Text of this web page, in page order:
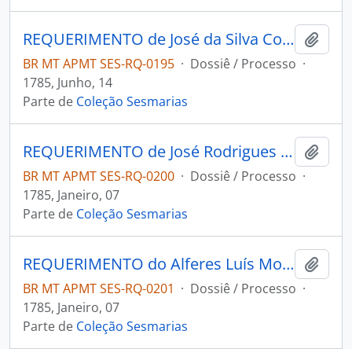
REQUERIMENTO de José da Silva Coelho ao Governador e Capitão-General da Capitania de Mato Grosso Luiz de Albuquerque de Melo Pereira e Cáceres.
BR MT APMT SES-RQ-0195 · Dossiê / Processo ·
1785, Junho, 14
Parte de Coleção Sesmarias
REQUERIMENTO de José Rodrigues Correa Leal ao Governador e Capitão-General da Capitania de Mato Grosso Luiz de Albuquerque de Melo Pereira e Cáceres.
BR MT APMT SES-RQ-0200 · Dossiê / Processo ·
1785, Janeiro, 07
Parte de Coleção Sesmarias
REQUERIMENTO do Alferes Luís Monteiro Salgado ao Governador e Capitão-General da Capitania de Mato Grosso Luiz de Albuquerque de Melo Pereira e Cáceres.
BR MT APMT SES-RQ-0201 · Dossiê / Processo ·
1785, Janeiro, 07
Parte de Coleção Sesmarias